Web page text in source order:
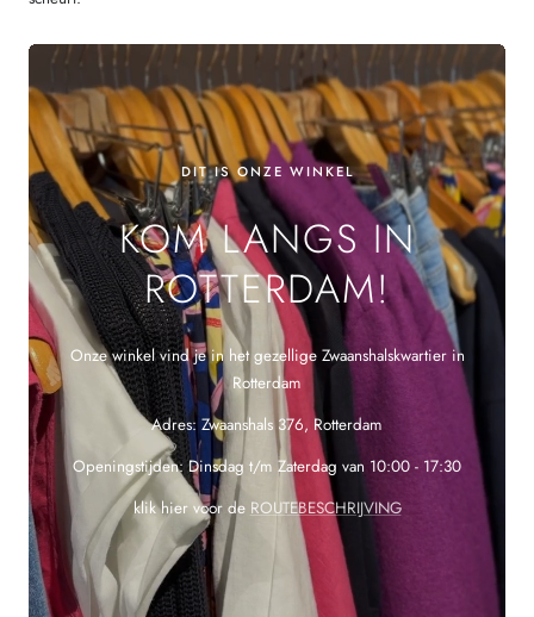
DIT IS ONZE WINKEL
KOM LANGS IN
ROTTERDAM!
Onze winkel vind je in het gezellige Zwaanshalskwartier in
Rotterdam
Adres: Zwaanshals 376, Rotterdam
Openingstijden: Dinsdag t/m Zaterdag van 10:00 - 17:30
klik hier voor de ROUTEBESCHRIJVING